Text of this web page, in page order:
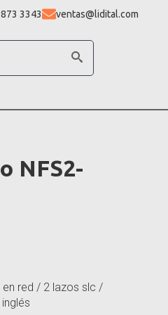
3343 ventas@lidital.com
NFS2-
red / 2 lazos slc /